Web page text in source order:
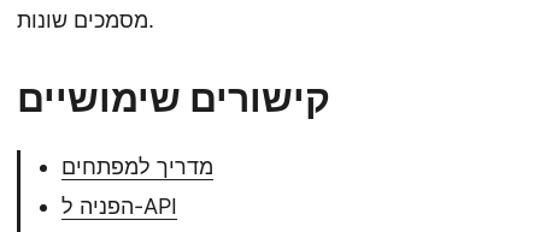
מסמכים שונות.
קישורים שימושיים
מדריך למפתחים
הפניה ל-API